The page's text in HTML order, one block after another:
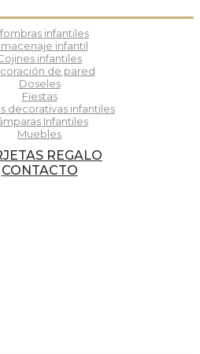
infantiles
infantil
infantiles
de pared
Doseles
Fiestas
decorativas infantiles
Infantiles
Muebles
REGALO
CONTACTO